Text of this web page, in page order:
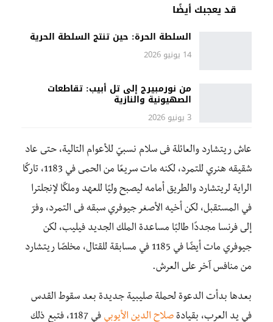
قد يعجبك أيضًا
السلطة الحرة: حين تنتج السلطة الحرية
14 يونيو 2026
من نورمبيرج إلى تل أبيب: تقاطعات
الصهيونية والنازية
3 يونيو 2026
عاش ريتشارد والعائلة فى سلام نسبيّ للأعوام التالية، حتى عاد
شقيقه هنري للتمرد، لكنه مات سريعًا من الحمى في 1183، تاركًا
الراية لريتشارد والطريق أمامه ليصبح وليًا للعهد وملكًا لإنجلترا
في المستقبل، لكن أخيه الأصغر جيوفري سبقه فى التمرد، وفرّ
إلى فرنسا مجددًا طالبًا مساعدة الملك الجديد فيليب، لكن
جيوفري مات أيضًا في 1185 في مسابقة للقتال، مخلصًا ريتشارد
من منافس آخر على العرش.
بعدها بدأت الدعوة لحملة صليبية جديدة بعد سقوط القدس
في يد العرب، بقيادة صلاح الدين الأيوبي
في 1187، فتبع ذلك